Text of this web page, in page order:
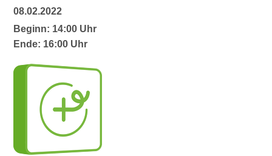
08.02.2022
Beginn: 14:00 Uhr
Ende: 16:00 Uhr